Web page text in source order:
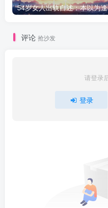
54
评论 抢沙发
请登录
登录